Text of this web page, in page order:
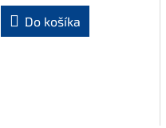
Do košíka